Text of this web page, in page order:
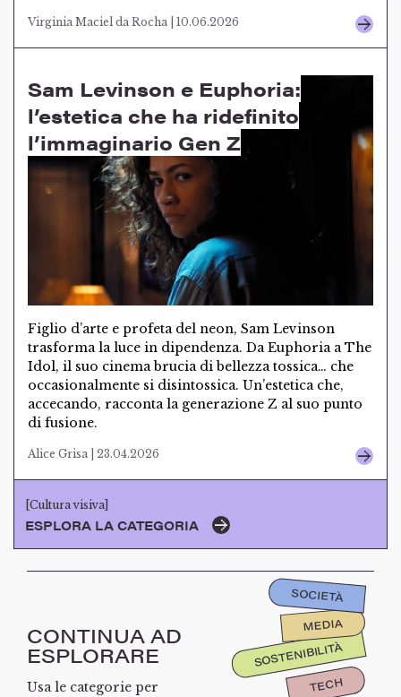
Virginia Maciel da Rocha | 10.06.2026
Sam Levinson e Euphoria:
l’estetica che ha ridefinito
l’immaginario Gen Z
Figlio d’arte e profeta del neon, Sam Levinson
trasforma la luce in dipendenza. Da Euphoria a The
Idol, il suo cinema brucia di bellezza tossica… che
occasionalmente si disintossica. Un’estetica che,
accecando, racconta la generazione Z al suo punto
di fusione.
Alice Grisa | 23.04.2026
[Cultura visiva]
ESPLORA LA CATEGORIA
CONTINUA AD
ESPLORARE
Usa le categorie per
SOSTENIBILITÀ
TECH
MEDIA
SOCIETÀ